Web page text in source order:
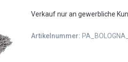
Verkauf nur an gewerbliche
Artikelnummer: